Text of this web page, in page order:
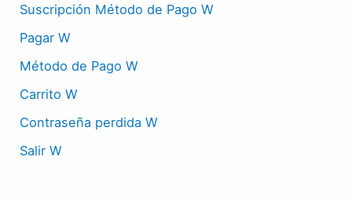
Suscripción Método de Pago W
Pagar W
Método de Pago W
Carrito W
Contraseña perdida W
Salir W